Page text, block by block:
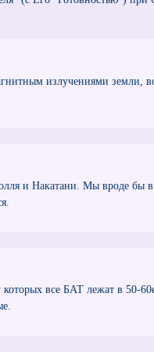
излучениями земли,
и Накатани. Мы вроде бы в
все БАТ лежат в 50-